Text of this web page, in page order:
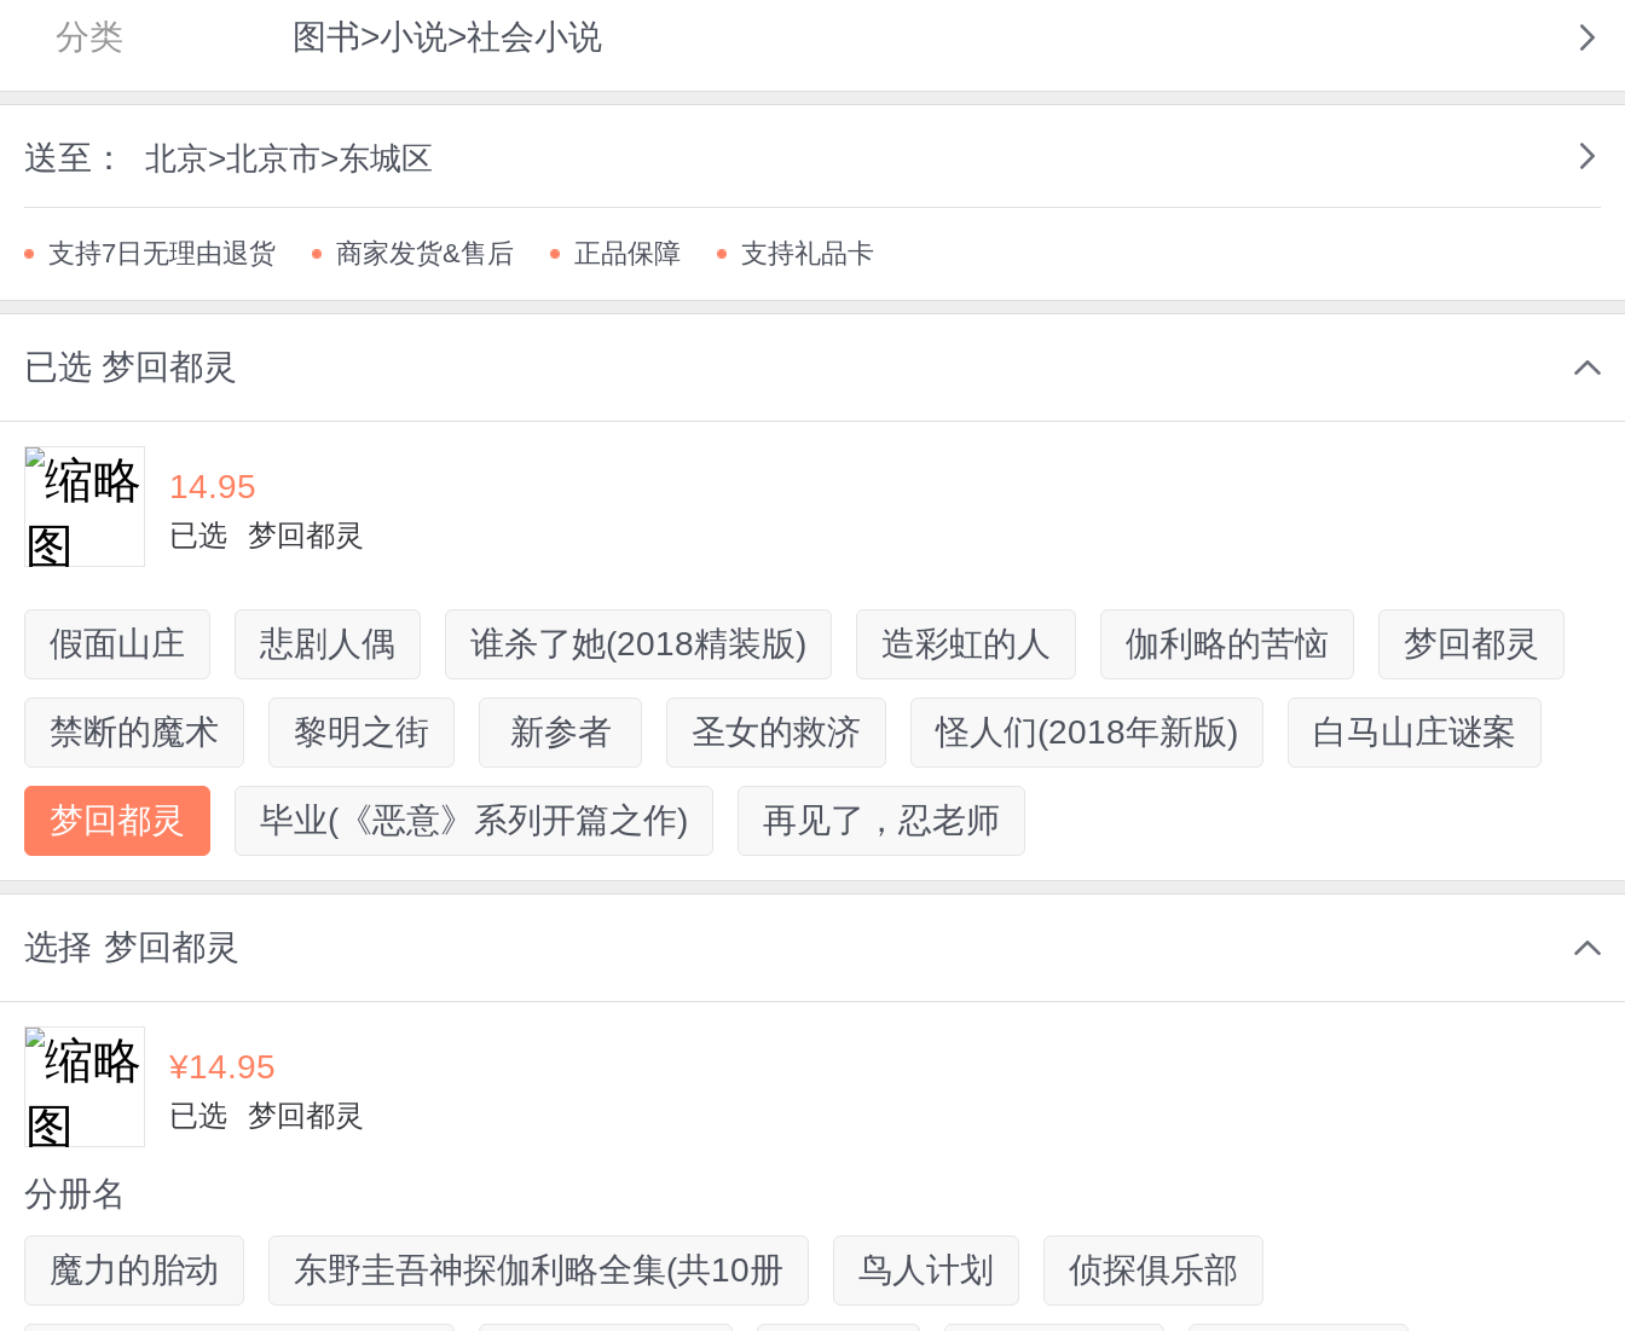
分类 图书>小说>社会小说
送至： 北京>北京市>东城区
支持7日无理由退货 商家发货&售后 正品保障 支持礼品卡
已选 梦回都灵
14.95
已选 梦回都灵
假面山庄 悲剧人偶 谁杀了她(2018精装版) 造彩虹的人 伽利略的苦恼 梦回都灵
禁断的魔术 黎明之街 新参者 圣女的救济 怪人们(2018年新版) 白马山庄谜案
梦回都灵 毕业(《恶意》系列开篇之作) 再见了，忍老师
选择 梦回都灵
¥14.95
已选 梦回都灵
分册名
魔力的胎动 东野圭吾神探伽利略全集(共10册 鸟人计划 侦探俱乐部